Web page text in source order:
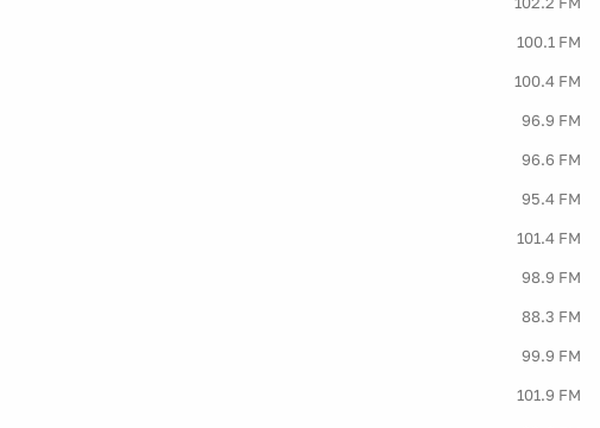
100.1 FM
100.4 FM
96.9 FM
96.6 FM
95.4 FM
101.4 FM
98.9 FM
88.3 FM
99.9 FM
101.9 FM